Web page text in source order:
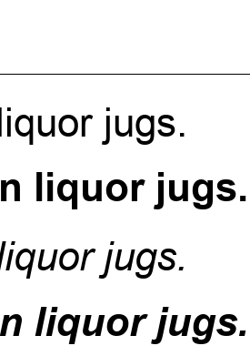
jugs.
liquor jugs.
jugs.
liquor jugs.